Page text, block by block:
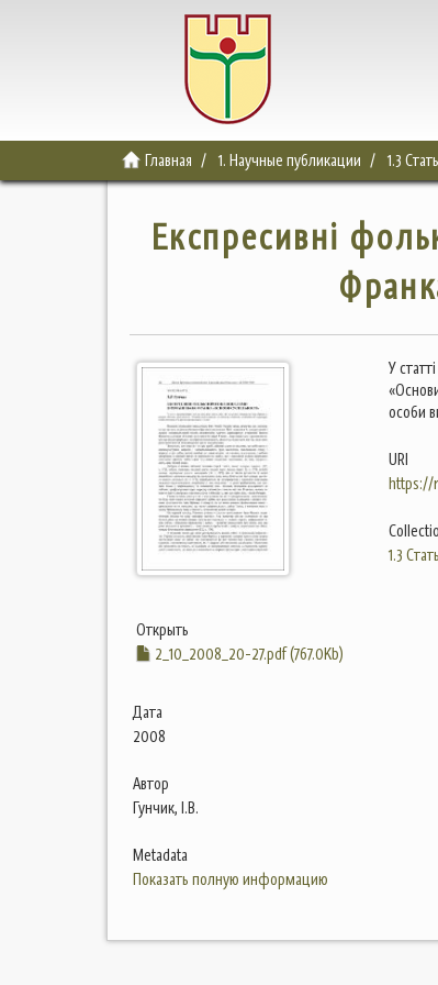
Главная 1. Научные публикации 1.3
Експресивні
Открыть
2_10_2008_20-27.pdf (767.0Kb)
Дата
2008
Автор
Гунчик, І.В.
Metadata
Показать полную информацию
У
особи
URI
https://
1.3